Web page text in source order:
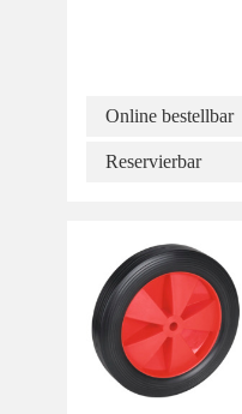
Online bestellbar
Reservierbar